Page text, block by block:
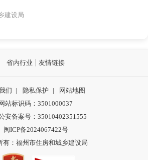
建设局
省内行业 友情链接
们 | 隐私保护 |
网站地图
网站标识码：3501000037
安备案号：35010402351555
闽ICP备2024067422号
有：福州市住房和城乡建设局